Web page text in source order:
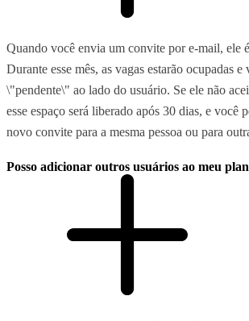
Quando você envia um convite por e-mail, ele
Durante esse mês, as vagas estarão ocupadas
\"pendente\" ao lado do usuário. Se ele não
esse espaço será liberado após 30 dias, e você
novo convite para a mesma pessoa ou para
Posso adicionar outros usuários ao meu